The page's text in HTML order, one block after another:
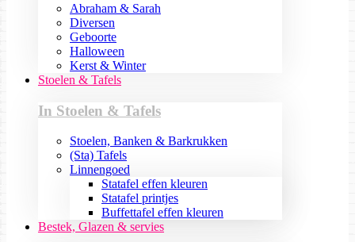
Abraham & Sarah
Diversen
Geboorte
Halloween
Kerst & Winter
Stoelen & Tafels
In Stoelen & Tafels
Stoelen, Banken & Barkrukken
(Sta) Tafels
Linnengoed
Statafel effen kleuren
Statafel printjes
Buffettafel effen kleuren
Bestek, Glazen & servies